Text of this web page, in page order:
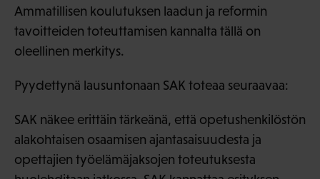
Ammatillisen koulutuksen laadun ja reformin
tavoitteiden toteuttamisen kannalta tällä on
oleellinen merkitys.
Pyydettynä lausuntonaan SAK toteaa seuraavaa:
SAK näkee erittäin tärkeänä, että opetushenkilöstön
alakohtaisen osaamisen ajantasaisuudesta ja
opettajien työelämäjaksojen toteutuksesta